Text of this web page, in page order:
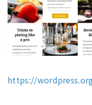
https://